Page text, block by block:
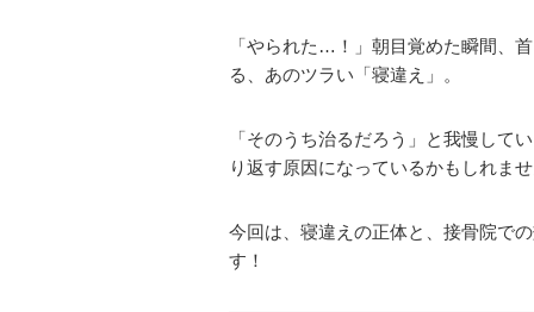
「やられた…！」朝目覚めた瞬間、
る、あのツラい「寝違え」。
「そのうち治るだろう」と我慢して
り返す原因になっているかもしれま
今回は、寝違えの正体と、接骨院で
す！